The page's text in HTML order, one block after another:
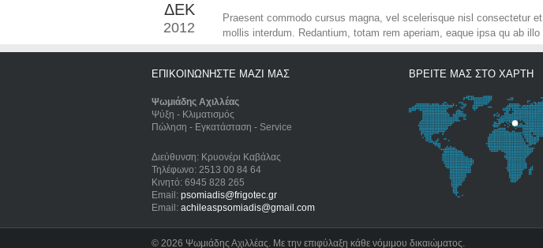
ΔΕΚ
2012
Praesent commodo cursus magna, vel scelerisque nisl consectetur
mollis interdum. Redantium, totam rem aperiam, eaque ipsa qu ab
ΕΠΙΚΟΙΝΩΝΗΣΤΕ ΜΑΖΙ ΜΑΣ
Ψωμιάδης Αχιλλέας
Ψύξη - Κλιματισμός
Πώληση - Εγκατάσταση - Service
Διεύθυνση: Κρυονέρι Καβάλας
Τηλέφωνο: 2513 00 84 64
Κινητό: 6945 828 265
Email: psomiadis@frigotec.gr
Email: achileaspsomiadis@gmail.com
ΒΡΕΙΤΕ ΜΑΣ ΣΤΟ ΧΑΡΤΗ
© 2026 Ψωμιάδης Αχιλλέας. Με την επιφύλαξη κάθε νόμιμου δικαιώματος.